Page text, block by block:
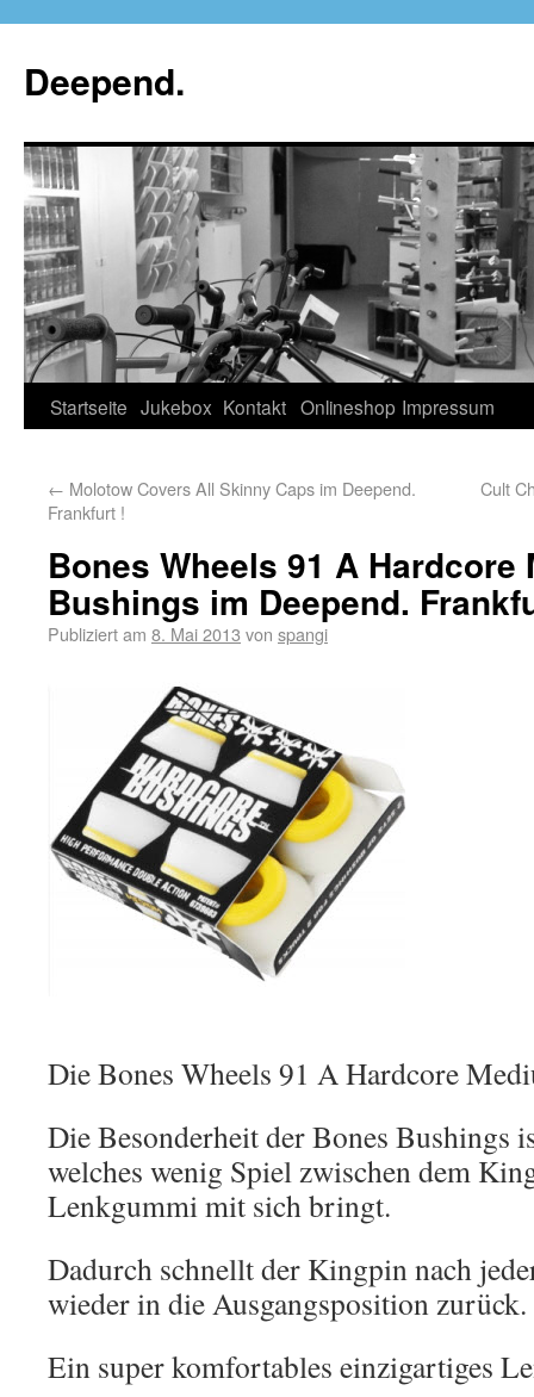
Deepend.
Startseite Jukebox Kontakt Onlineshop Impressum
← Molotow Covers All Skinny Caps im Deepend.
Frankfurt !
Cult
Bones Wheels 91 A Hardcore
Bushings im Deepend.
Publiziert am 8. Mai 2013 von spangi
Die Bones Wheels 91 A Hardcore
Die Besonderheit der Bones Bushings
welches wenig Spiel zwischen dem
Lenkgummi mit sich bringt.
Dadurch schnellt der Kingpin nach
wieder in die Ausgangsposition zurück.
Ein super komfortables einzigartiges